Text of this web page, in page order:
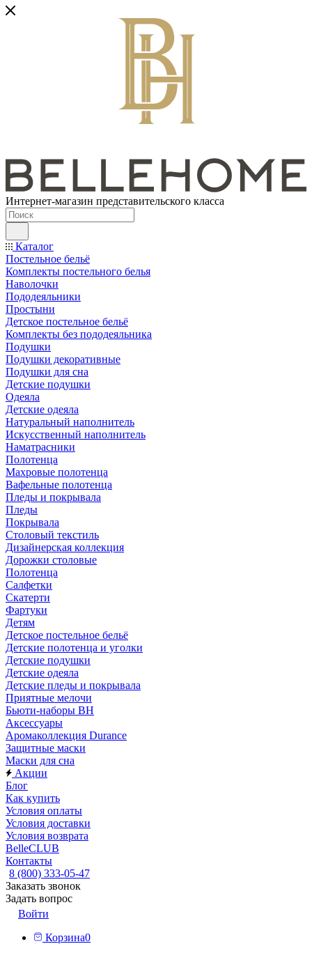
Интернет-магазин представительского класса
Каталог
Постельное бельё
Комплекты постельного белья
Наволочки
Пододеяльники
Простыни
Детское постельное бельё
Комплекты без пододеяльника
Подушки
Подушки декоративные
Подушки для сна
Детские подушки
Одеяла
Детские одеяла
Натуральный наполнитель
Искуcственный наполнитель
Наматрасники
Полотенца
Махровые полотенца
Вафельные полотенца
Пледы и покрывала
Пледы
Покрывала
Столовый текстиль
Дизайнерская коллекция
Дорожки столовые
Полотенца
Салфетки
Скатерти
Фартуки
Детям
Детское постельное бельё
Детские полотенца и уголки
Детские подушки
Детские одеяла
Детские пледы и покрывала
Приятные мелочи
Бьюти-наборы ВН
Аксессуары
Аромаколлекция Durance
Защитные маски
Маски для сна
Акции
Блог
Как купить
Условия оплаты
Условия доставки
Условия возврата
BelleCLUB
Контакты
8 (800) 333-05-47
Заказать звонок
Задать вопрос
Войти
Корзина0